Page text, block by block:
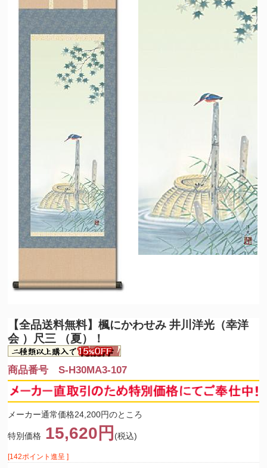
【全品送料無料】楓にかわせみ 井川洋光（幸洋
会 ）尺三 （夏）！
商品番号 S-H30MA3-107
メーカー通常価格24,200円のところ
特別価格 15,620円 (税込)
[142ポイント進呈 ]